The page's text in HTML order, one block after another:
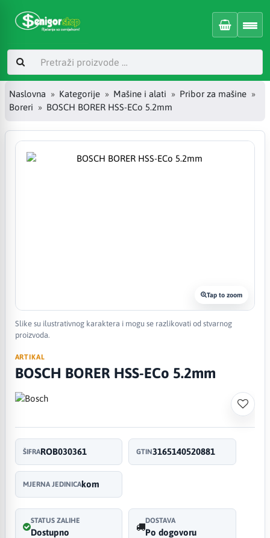
Naslovna Kategorije Mašine i alati
Pribor za mašine
Boreri
BOSCH BORER HSS-ECo 5.2mm
Tap to zoom
Slike su ilustrativnog karaktera i mogu se razlikovati od stvarnog
proizvoda.
ARTIKAL
BOSCH BORER HSS-ECo 5.2mm
ŠIFRAROB030361 GTIN3165140520881
MJERNA JEDINICAkom
STATUS ZALIHE
Dostupno
DOSTAVA
Po dogovoru